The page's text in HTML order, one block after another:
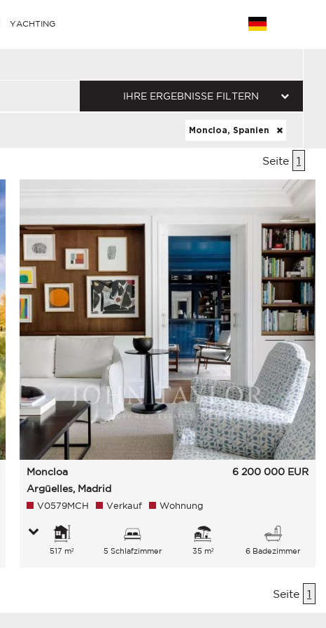
YACHTING
IHRE ERGEBNISSE FILTERN
Moncloa, Spanien
Seite 1
Moncloa
Argüelles, Madrid
6 200 000 EUR
V0579MCH Verkauf Wohnung
517 m² 5 Schlafzimmer 35 m² 6 Badezimmer
Seite 1